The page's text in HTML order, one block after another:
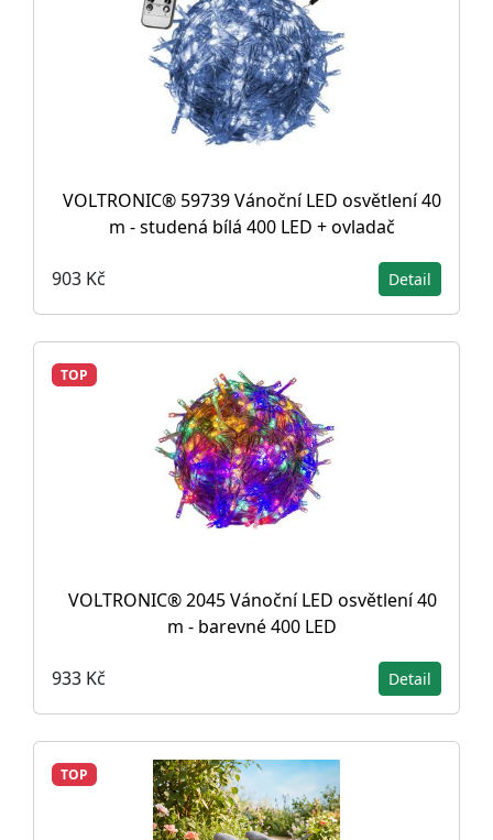
VOLTRONIC® 59739 Vánoční LED osvětlení 40
m - studená bílá 400 LED + ovladač
903 Kč Detail
TOP
VOLTRONIC® 2045 Vánoční LED osvětlení 40
m - barevné 400 LED
933 Kč Detail
TOP